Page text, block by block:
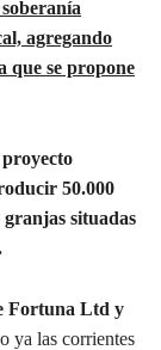
agregando
que se propone
proyecto
50.000
granjas situadas
Fortuna Ltd y
ya las corrientes